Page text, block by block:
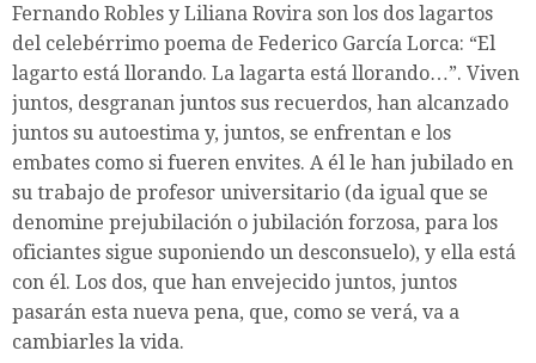
Fernando Robles y Liliana Rovira son los dos lagartos
del celebérrimo poema de Federico García Lorca: “El
lagarto está llorando. La lagarta está llorando…”. Viven
juntos, desgranan juntos sus recuerdos, han alcanzado
juntos su autoestima y, juntos, se enfrentan e los
embates como si fueren envites. A él le han jubilado en
su trabajo de profesor universitario (da igual que se
denomine prejubilación o jubilación forzosa, para los
oficiantes sigue suponiendo un desconsuelo), y ella está
con él. Los dos, que han envejecido juntos, juntos
pasarán esta nueva pena, que, como se verá, va a
cambiarles la vida.